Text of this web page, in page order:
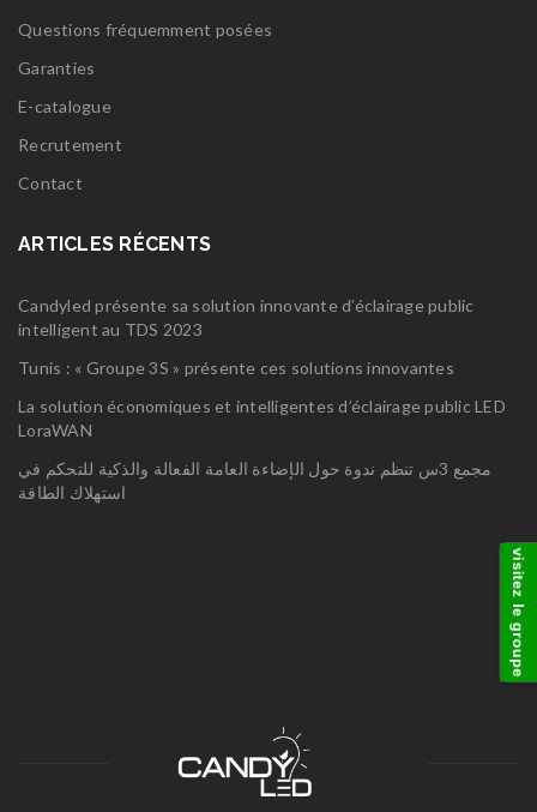
Questions fréquemment posées
Garanties
E-catalogue
Recrutement
Contact
ARTICLES RÉCENTS
Candyled présente sa solution innovante d’éclairage public
intelligent au TDS 2023
Tunis : « Groupe 3S » présente ces solutions innovantes
La solution économiques et intelligentes d’éclairage public LED
LoraWAN
مجمع 3س تنظم ندوة حول الإضاءة العامة الفعالة والذكية للتحكم في
استهلاك الطاقة
visitez le groupe